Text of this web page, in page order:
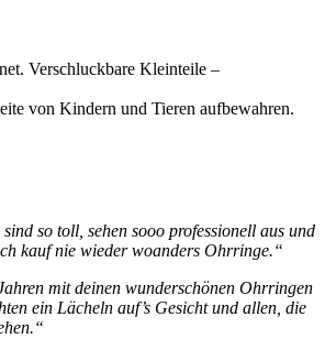
Verschluckbare Kleinteile –
von Kindern und Tieren aufbewahren.
so toll, sehen sooo professionell aus und
kauf nie wieder woanders Ohrringe.“
mit deinen wunderschönen Ohrringen
ein Lächeln auf’s Gesicht und allen, die